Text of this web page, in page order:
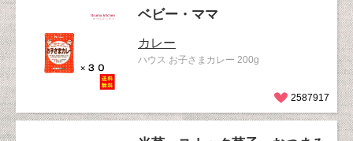
ベビー・ママ
カレー
ハウス お子さまカレー 200g
2587917